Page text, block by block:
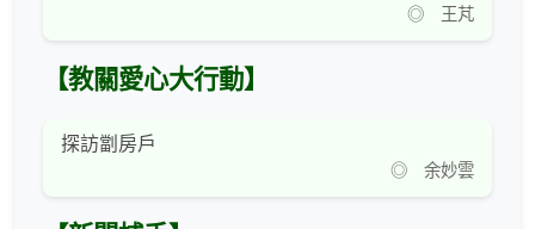
◎ 王芃
【教關愛心大行動】
探訪劏房戶
◎ 余妙雲